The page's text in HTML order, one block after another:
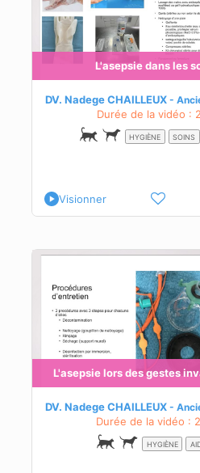
L'asepsie dans les
DV. Nadege CHAILLEUX
Durée de la vidéo :
HYGIÈNE SOINS
Visionner
L'asepsie lors des gestes
DV. Nadege CHAILLEUX
Durée de la vidéo :
HYGIÈNE